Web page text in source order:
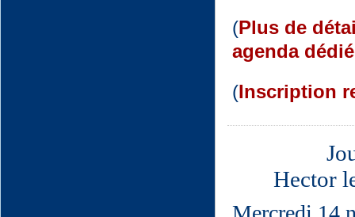
(Plus de
agenda
(Inscription
Hector